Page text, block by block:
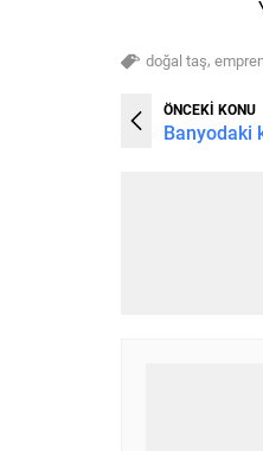
doğal taş,
ÖNCEKİ KONU
Banyodaki